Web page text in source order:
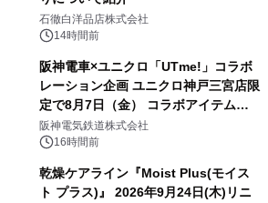
石徹白洋品店株式会社
14時間前
阪神電車×ユニクロ「UTme!」コラボ
レーション企画 ユニクロ神戸三宮店限
定で8月7日（金） コラボアイテムが
発売決定！
阪神電気鉄道株式会社
16時間前
乾燥ケアライン『Moist Plus(モイス
ト プラス)』 2026年9月24日(木)リニ